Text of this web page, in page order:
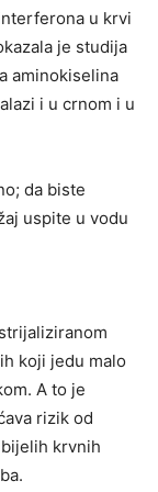
u krvi
je studija
aminokiselina
i u crnom i u
da biste
uspite u vodu
koji jedu malo
A to je
rizik od
krvnih